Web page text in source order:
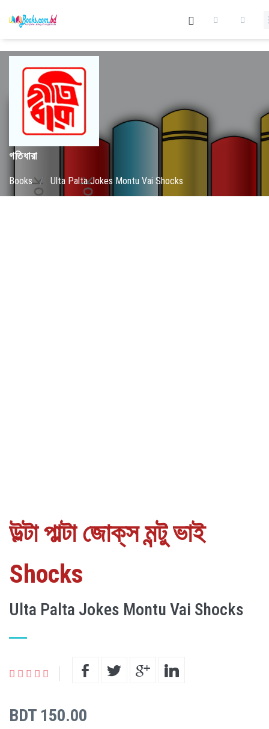
গতিধারা
Books / Ulta Palta Jokes Montu Vai Shocks
উল্টা পাল্টা জোক্‌স মন্টু ভাই
‍Shocks
Ulta Palta Jokes Montu Vai Shocks
BDT 150.00